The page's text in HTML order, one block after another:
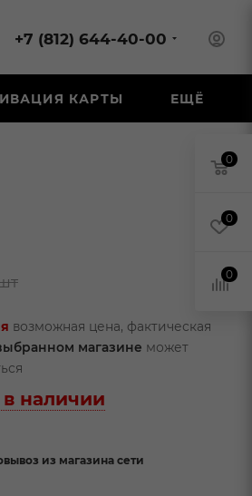
+7 (812) 644-40-00
КАРТЫ ЕЩЁ
возможная цена, фактическая
магазине может
наличии
из магазина сети
0
0
0